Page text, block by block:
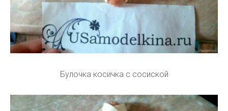
Булочка косичка с сосиской